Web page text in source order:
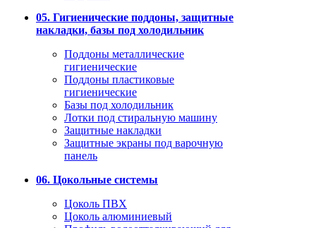
05. Гигиенические поддоны, защитные
накладки, базы под холодильник
Поддоны металлические
гигиенические
Поддоны пластиковые
гигиенические
Базы под холодильник
Лотки под стиральную машину
Защитные накладки
Защитные экраны под варочную
панель
06. Цокольные системы
Цоколь ПВХ
Цоколь алюминиевый